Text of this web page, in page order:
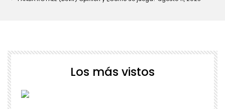
Los más vistos